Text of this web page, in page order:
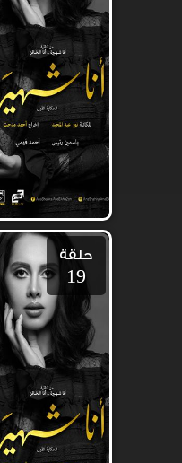
حلقة
19